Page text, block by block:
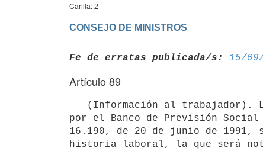
Carilla: 2
Fe de erratas publicada/s: 15/
Artículo 89
por el Banco de Previsión
16.190, de 20 de junio de
historia laboral, la que será